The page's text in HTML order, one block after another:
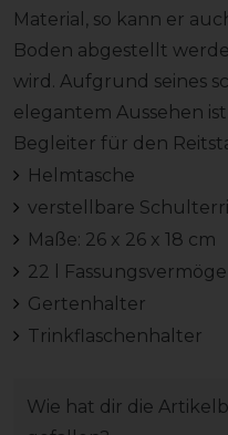
Material, so kann er
Boden abgestellt
wird. Aufgrund seines
elegantem Aussehen
Begleiter für den
Helmtasche
verstellbare
Maße: 26 x 26 x 18 cm
22 l
Gertenhalter
Trinkflaschenhalter
Wie hat dir die